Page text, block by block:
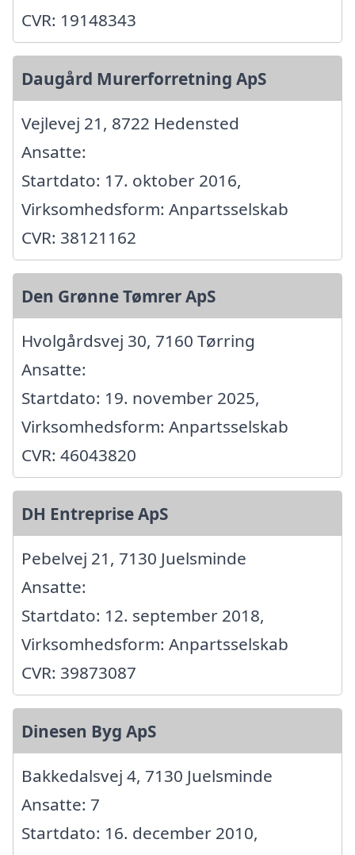
CVR: 19148343
Daugård Murerforretning ApS
Vejlevej 21, 8722 Hedensted
Ansatte:
Startdato: 17. oktober 2016,
Virksomhedsform: Anpartsselskab
CVR: 38121162
Den Grønne Tømrer ApS
Hvolgårdsvej 30, 7160 Tørring
Ansatte:
Startdato: 19. november 2025,
Virksomhedsform: Anpartsselskab
CVR: 46043820
DH Entreprise ApS
Pebelvej 21, 7130 Juelsminde
Ansatte:
Startdato: 12. september 2018,
Virksomhedsform: Anpartsselskab
CVR: 39873087
Dinesen Byg ApS
Bakkedalsvej 4, 7130 Juelsminde
Ansatte: 7
Startdato: 16. december 2010,